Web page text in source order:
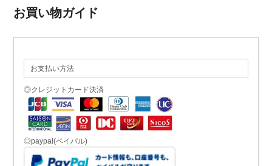
お買い物ガイド
お支払い方法
◎クレジットカード決済
◎paypal(ペイパル)